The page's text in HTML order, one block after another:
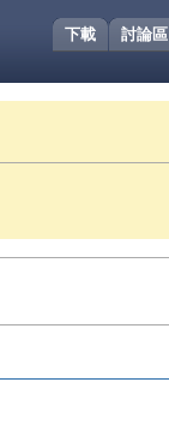
討論區
下載